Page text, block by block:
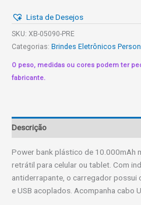
MULTISSAÍDAS
COM
SUPORTE
PRETO
quantidade
Lista de Desejos
SKU: XB-05090-PRE
Categorias: Brindes Eletrônicos
O peso, medidas ou cores podem ter
fabricante.
Descrição
Power bank plástico de 10.000mAh
retrátil para celular ou tablet. Com
antiderrapante, o carregador possui
e USB acoplados. Acompanha cabo